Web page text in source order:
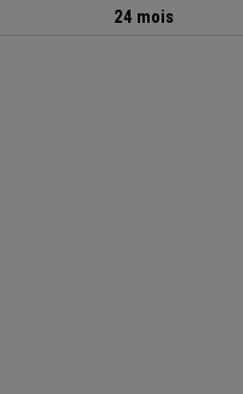
24 mois